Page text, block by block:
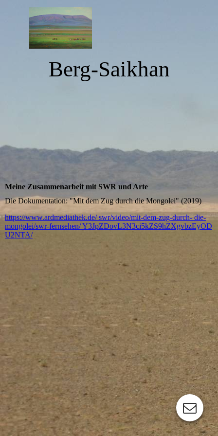
Berg-Saikhan
Meine Zusammenarbeit mit SWR und Arte
Die Dokumentation: "Mit dem Zug durch die Mongolei" (2019)
https://www.ardmediathek.de/ swr/video/mit-dem-zug-durch- die-
mongolei/swr-fernsehen/ Y3JpZDovL3N3ci5kZS9hZXgvbzEyOD
U2NTA/